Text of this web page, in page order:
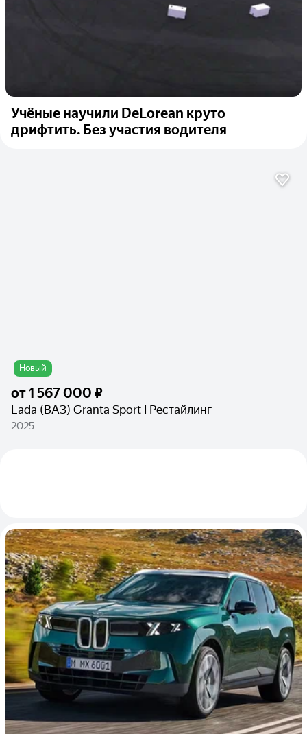
Учёные научили DeLorean круто
дрифтить. Без участия водителя
Новый
от1 567 000 ₽
Lada (ВАЗ) Granta Sport I Рестайлинг
2025